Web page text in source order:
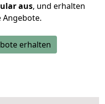
aus, und erhalten
Angebote.
erhalten